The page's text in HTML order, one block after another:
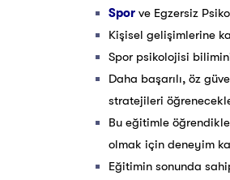
Spor ve Egzersiz
Kişisel gelişimlerine
Spor psikolojisi
Daha başarılı, öz
stratejileri
Bu eğitimle
olmak için deneyim
Eğitimin sonunda